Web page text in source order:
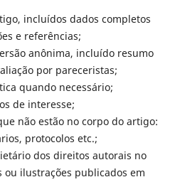
incluídos dados completos
e referências;
anônima, incluí­do resumo
por pareceristas;
quando necessário;
de interesse;
não estão no corpo do artigo:
protocolos etc.;
dos direitos autorais no
ou ilustrações publicados em